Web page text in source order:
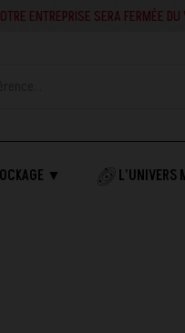
SERA FERMÉE DU
▼ L'UNIVERS